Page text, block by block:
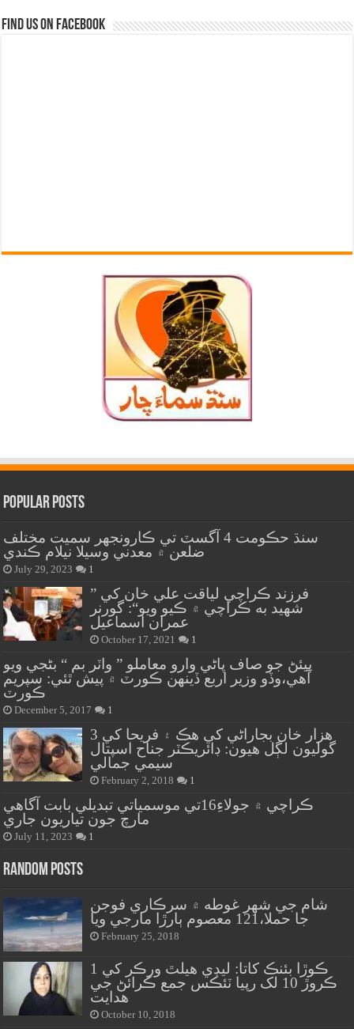
Find us on Facebook
Popular Posts
سنڌ حڪومت 4 آگسٽ تي ڪارونجهر سميت مختلف
ضلعن ۾ معدني وسيلا نيلام ڪندي
July 29, 2023 1
” فرزند ڪراچي لياقت علي خان کي
شهيد به ڪراچي ۾ ڪيو ويو“: گورنر
عمران اسماعيل
October 17, 2021 1
پيئڻ جو صاف پاڻي وارو معاملو ” واٽر بم “ بڻجي ويو
آهي،وڏو وزير اربع ڏينهن ڪورٽ ۾ پيش ٿئي: سپريم
ڪورٽ
December 5, 2017 1
هزار خان بجاراڻي کي هڪ ۽ فريحا کي 3
گوليون لڳل هيون: ڊائريڪٽر جناح اسپتال
سيمي جمالي
February 2, 2018 1
ڪراچي ۾ جولاءِ16تي موسمياتي تبديلي بابت آگاهي
مارچ جون تياريون جاري
July 11, 2023 1
Random Posts
شام جي شهر غوطه ۾ سرڪاري فوجن
جا حملا،121 معصوم ٻارڙا مارجي ويا
February 25, 2018
ڪوڙا بئنڪ کاتا: ليڊي هيلٿ ورڪر کي 1
ڪروڙ 10 لک رپيا ٽئڪس جمع ڪرائڻ جي
هدايت
October 10, 2018